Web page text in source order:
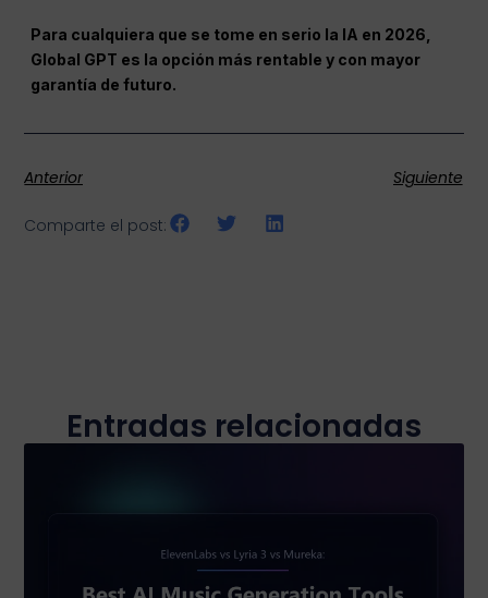
Para cualquiera que se tome en serio la IA en 2026,
Global GPT es la opción más rentable y con mayor
garantía de futuro.
Anterior Siguiente
Comparte el post:
Entradas relacionadas